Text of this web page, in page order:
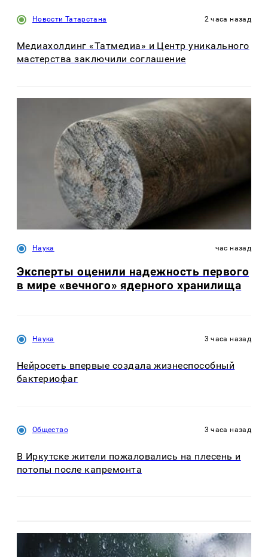
Новости Татарстана 2 часа назад
Медиахолдинг «Татмедиа» и Центр уникального
мастерства заключили соглашение
Наука час назад
Эксперты оценили надежность первого
в мире «вечного» ядерного хранилища
Наука 3 часа назад
Нейросеть впервые создала жизнеспособный
бактериофаг
Общество 3 часа назад
В Иркутске жители пожаловались на плесень и
потопы после капремонта